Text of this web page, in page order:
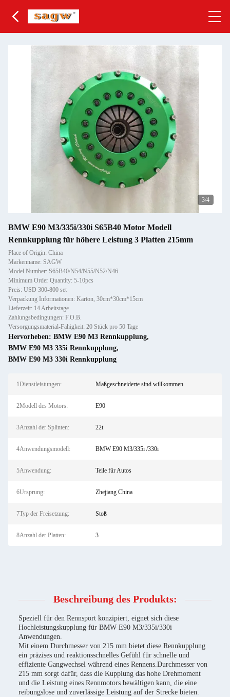
3/4
BMW E90 M3/335i/330i S65B40 Motor Modell
Rennkupplung für höhere Leistung 3 Platten 215mm
Place of Origin: China
Markenname: SAGW
Model Number: S65B40/N54/N55/N52/N46
Minimum Order Quantity: 5-10pcs
Preis: USD 300-800 set
Verpackung Informationen: Karton, 30cm*30cm*15cm
Lieferzeit: 14 Arbeitstage
Zahlungsbedingungen: F.O.B.
Versorgungsmaterial-Fähigkeit: 20 Stück pro 50 Tage
Hervorheben: BMW E90 M3 Rennkupplung,
BMW E90 M3 335i Rennkupplung,
BMW E90 M3 330i Rennkupplung
1Dienstleistungen: Maßgeschneiderte sind willkommen.
2Modell des Motors: E90
3Anzahl der Splinten: 22t
4Anwendungsmodell: BMW E90 M3/335i /330i
5Anwendung: Teile für Autos
6Ursprung: Zhejiang China
7Typ der Freisetzung: Stoß
8Anzahl der Platten: 3
Beschreibung des Produkts:
Speziell für den Rennsport konzipiert, eignet sich diese
Hochleistungskupplung für BMW E90 M3/335i/330i
Anwendungen.
Mit einem Durchmesser von 215 mm bietet diese Rennkupplung
ein präzises und reaktionsschnelles Gefühl für schnelle und
effiziente Gangwechsel während eines Rennens.Durchmesser von
215 mm sorgt dafür, dass die Kupplung das hohe Drehmoment
und die Leistung eines Rennmotors bewältigen kann, die eine
reibungslose und zuverlässige Leistung auf der Strecke bieten.